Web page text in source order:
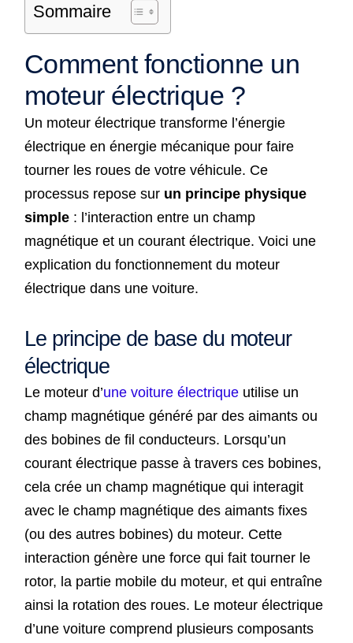
Sommaire
Comment fonctionne un
moteur électrique ?
Un moteur électrique transforme l’énergie
électrique en énergie mécanique pour faire
tourner les roues de votre véhicule. Ce
processus repose sur un principe physique
simple: l’interaction entre un champ
magnétique et un courant électrique. Voici une
explication du fonctionnement du moteur
électrique dans une voiture.
Le principe de base du moteur
électrique
Le moteur d’une voiture électriqueutilise un
champ magnétique généré par des aimants ou
des bobines de fil conducteurs. Lorsqu’un
courant électrique passe à travers ces bobines,
cela crée un champ magnétique qui interagit
avec le champ magnétique des aimants fixes
(ou des autres bobines) du moteur. Cette
interaction génère une force qui fait tourner le
rotor, la partie mobile du moteur, et qui entraîne
ainsi la rotation des roues. Le moteur électrique
d’une voiture comprend plusieurs composants